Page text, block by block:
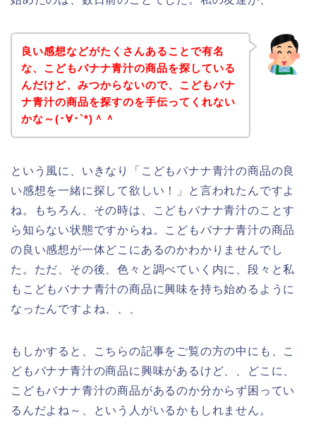
良い感想などがたくさんあることで有名
な、こどもバナナ青汁の商品を探している
んだけど、みつからないので、こどもバナ
ナ青汁の商品を探すのを手伝ってくれない
かな～(･∀･`*)＾＾
という風に、いきなり「こどもバナナ青汁の商品の良
い感想を一緒に探して欲しい！」と言われたんですよ
ね。もちろん、その時は、こどもバナナ青汁のことす
ら知らない状態ですからね。こどもバナナ青汁の商品
の良い感想が一体どこにあるのかわかりませんでし
た。ただ、その後、色々と調べていく内に、段々と私
もこどもバナナ青汁の商品に興味を持ち始めるように
なったんですよね、、、
もしかすると、こちらの記事をご覧の方の中にも、こ
どもバナナ青汁の商品に興味があるけど、、どこに、
こどもバナナ青汁の商品があるのか分からず困ってい
るんだよね～、という人がいるかもしれません。